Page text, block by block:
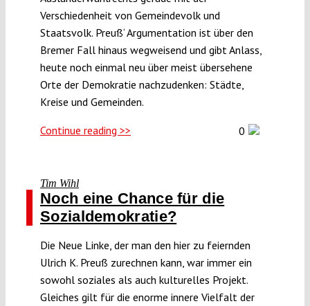
Verschiedenheit von Gemeindevolk und
Staatsvolk. Preuß‘ Argumentation ist über den
Bremer Fall hinaus wegweisend und gibt Anlass,
heute noch einmal neu über meist übersehene
Orte der Demokratie nachzudenken: Städte,
Kreise und Gemeinden.
Continue reading >> 0
Tim Wihl
Noch eine Chance für die
Sozialdemokratie?
Die Neue Linke, der man den hier zu feiernden
Ulrich K. Preuß zurechnen kann, war immer ein
sowohl soziales als auch kulturelles Projekt.
Gleiches gilt für die enorme innere Vielfalt der